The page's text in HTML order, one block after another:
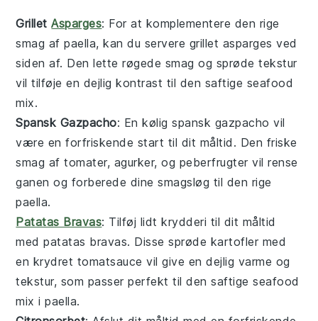
GrilletAsparges: For at komplementere den rige
smag afpaella, kan du servere grillet asparges ved
siden af. Den lette røgede smag og sprøde tekstur
vil tilføje en dejlig kontrast til den saftige seafood
mix.
Spansk Gazpacho: En køligspansk gazpacho vil
være en forfriskende start til dit måltid. Den friske
smag aftomater, agurker, og peberfrugter vil rense
ganen og forberede dine smagsløg til den rige
paella.
Patatas Bravas: Tilføj lidt krydderi til dit måltid
medpatatas bravas. Disse sprøde kartofler med
en krydret tomatsauce vil give en dejlig varme og
tekstur, som passer perfekt til den saftigeseafood
mix ipaella.